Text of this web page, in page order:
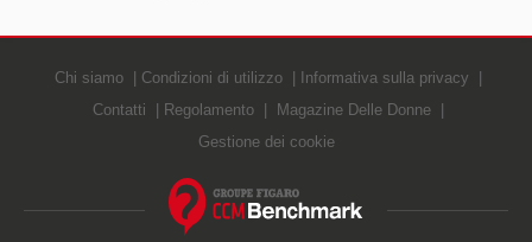
Chi siamo Condizioni di utilizzo
Informativa sulla privacy
Contatti
Regolamento
Magazine Delle Donne
Gestione dei cookie